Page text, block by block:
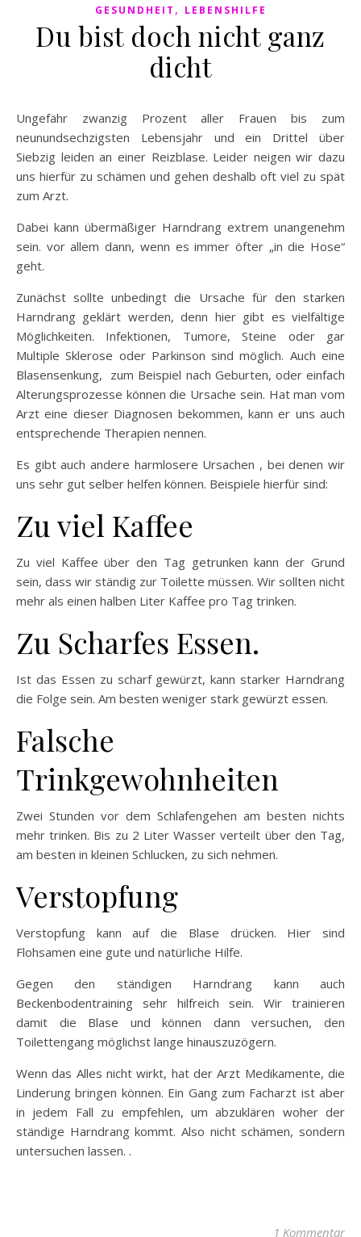
GESUNDHEIT , LEBENSHILFE
Du bist doch nicht ganz
dicht
Ungefähr zwanzig Prozent aller Frauen bis zum
neunundsechzigsten Lebensjahr und ein Drittel über
Siebzig leiden an einer Reizblase. Leider neigen wir dazu
uns hierfür zu schämen und gehen deshalb oft viel zu spät
zum Arzt.
Dabei kann übermäßiger Harndrang extrem unangenehm
sein. vor allem dann, wenn es immer öfter „in die Hose“
geht.
Zunächst sollte unbedingt die Ursache für den starken
Harndrang geklärt werden, denn hier gibt es vielfältige
Möglichkeiten. Infektionen, Tumore, Steine oder gar
Multiple Sklerose oder Parkinson sind möglich. Auch eine
Blasensenkung, zum Beispiel nach Geburten, oder einfach
Alterungsprozesse können die Ursache sein. Hat man vom
Arzt eine dieser Diagnosen bekommen, kann er uns auch
entsprechende Therapien nennen.
Es gibt auch andere harmlosere Ursachen , bei denen wir
uns sehr gut selber helfen können. Beispiele hierfür sind:
Zu viel Kaffee
Zu viel Kaffee über den Tag getrunken kann der Grund
sein, dass wir ständig zur Toilette müssen. Wir sollten nicht
mehr als einen halben Liter Kaffee pro Tag trinken.
Zu Scharfes Essen.
Ist das Essen zu scharf gewürzt, kann starker Harndrang
die Folge sein. Am besten weniger stark gewürzt essen.
Falsche
Trinkgewohnheiten
Zwei Stunden vor dem Schlafengehen am besten nichts
mehr trinken. Bis zu 2 Liter Wasser verteilt über den Tag,
am besten in kleinen Schlucken, zu sich nehmen.
Verstopfung
Verstopfung kann auf die Blase drücken. Hier sind
Flohsamen eine gute und natürliche Hilfe.
Gegen den ständigen Harndrang kann auch
Beckenbodentraining sehr hilfreich sein. Wir trainieren
damit die Blase und können dann versuchen, den
Toilettengang möglichst lange hinauszuzögern.
Wenn das Alles nicht wirkt, hat der Arzt Medikamente, die
Linderung bringen können. Ein Gang zum Facharzt ist aber
in jedem Fall zu empfehlen, um abzuklären woher der
ständige Harndrang kommt. Also nicht schämen, sondern
untersuchen lassen. .
1 Kommentar